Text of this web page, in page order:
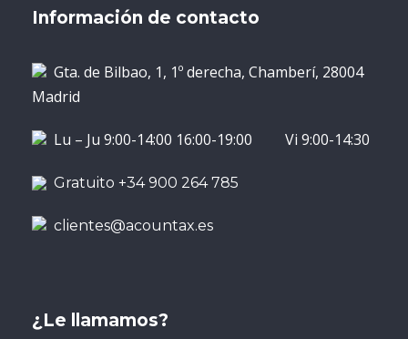
Información de contacto
Gta. de Bilbao, 1, 1º derecha, Chamberí, 28004
Madrid
Lu – Ju 9:00-14:00 16:00-19:00 Vi 9:00-14:30
Gratuito +34 900 264 785
clientes@acountax.es
¿Le llamamos?